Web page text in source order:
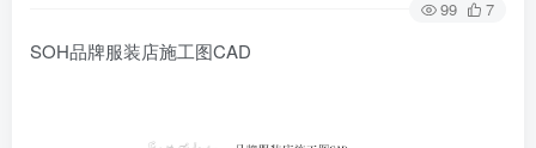
99 7
SOH品牌服装店施工图CAD